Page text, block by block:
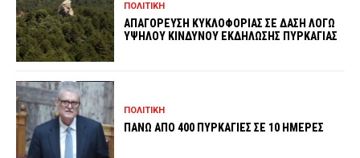
ΠΟΛΙΤΙΚΗ
ΑΠΑΓΟΡΕΥΣΗ ΚΥΚΛΟΦΟΡΙΑΣ ΣΕ ΔΑΣΗ ΛΟΓΩ
ΥΨΗΛΟΥ ΚΙΝΔΥΝΟΥ ΕΚΔΗΛΩΣΗΣ ΠΥΡΚΑΓΙΑΣ
ΠΟΛΙΤΙΚΗ
ΠΑΝΩ ΑΠΟ 400 ΠΥΡΚΑΓΙΕΣ ΣΕ 10 ΗΜΕΡΕΣ